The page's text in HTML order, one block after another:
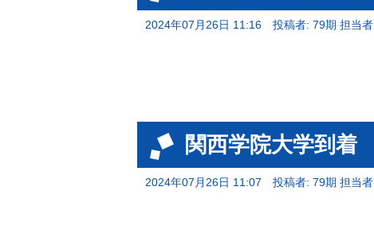
2024年07月26日 11:16 投稿者: 79期 担当者
関西学院大学到着
2024年07月26日 11:07 投稿者: 79期 担当者